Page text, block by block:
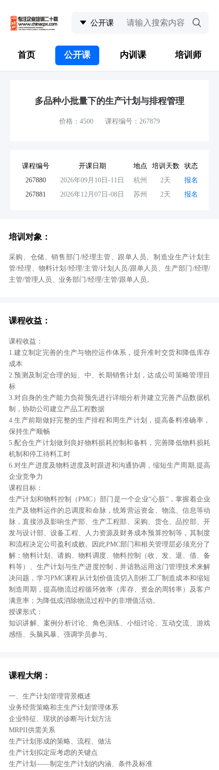
首页 公开课 内训课 培训师
多品种小批量下的生产计划与排程管理
价格：4500 课程编号：267879
课程编号 开课日期 地点 培训天数
状态
267880
2026年09月10日-11日 杭州 2天
报名
267881
2026年12月07日-08日 苏州 2天 报名
培训对象：
采购、仓储、销售部门/经理主管、跟单人员、制造业生产计划主
管/经理、物料计划/经理/主管/计划人员/跟单人员、生产部门/经理/
主管/管理人员、业务部门/经理/主管/跟单人员。
课程收益：
课程收益：
1.建立制定完善的生产与物控运作体系，提升准时交货和降低库存
成本
2.预测及制定合理的短、中、长期销售计划，达成公司策略管理目
标
3.对自身的生产能力负荷预先进行详细分析并建立完善产品数据机
制，协助公司建立产品工程数据
4.生产前期做好完整的生产排程和周生产计划，提高备料准确率，
保持生产顺畅
5.配合生产计划做到良好物料损耗控制和备料，完善降低物料损耗
机制和停工待料工时
6.对生产进度及物料进度及时跟进和沟通协调，缩短生产周期,提高
企业竞争力
课程目标：
生产计划和物料控制（PMC）部门是一个企业“心脏”，掌握着企业
生产及物料运作的总调度和命脉，统筹营运资金、物流、信息等动
脉，直接涉及影响生产部、生产工程部、采购、货仓、品控部、开
发与设计部、设备工程、人力资源及财务成本预算控制等，其制度
和流程决定公司盈利成败。因此PMC部门和相关管理层必须充分了
解：物料计划、请购、物料调度、物料控制（收、发、退、借、备
料等）、生产计划与生产进度控制，并谙熟运用这门管理技术来解
决问题，学习PMC课程从计划价值流切入剖析工厂制造成本和缩短
制造周期，提高物流过程循环效率（库存、资金的周转率）及客户
满意率；为降低或消除物流过程中的非增值活动。
授课形式：
知识讲解、案例分析讨论、角色演练、小组讨论、互动交流、游戏
感悟、头脑风暴、强调学员参与。
课程大纲：
一、生产计划管理背景概述
业务经营策略和主生产计划管理体系
企业特征、现状的诊断与计划方法
MRPII供需关系
生产计划形成的策略、流程、做法
生产计划拟定应考虑的关键点
生产计划——制定生产计划的内涵、条件及标准